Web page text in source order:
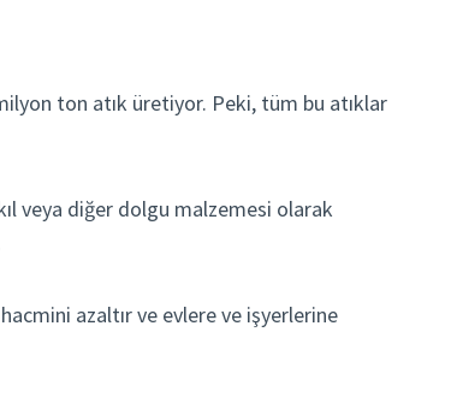
ton atık üretiyor. Peki, tüm bu atıklar
veya diğer dolgu malzemesi olarak
azaltır ve evlere ve işyerlerine